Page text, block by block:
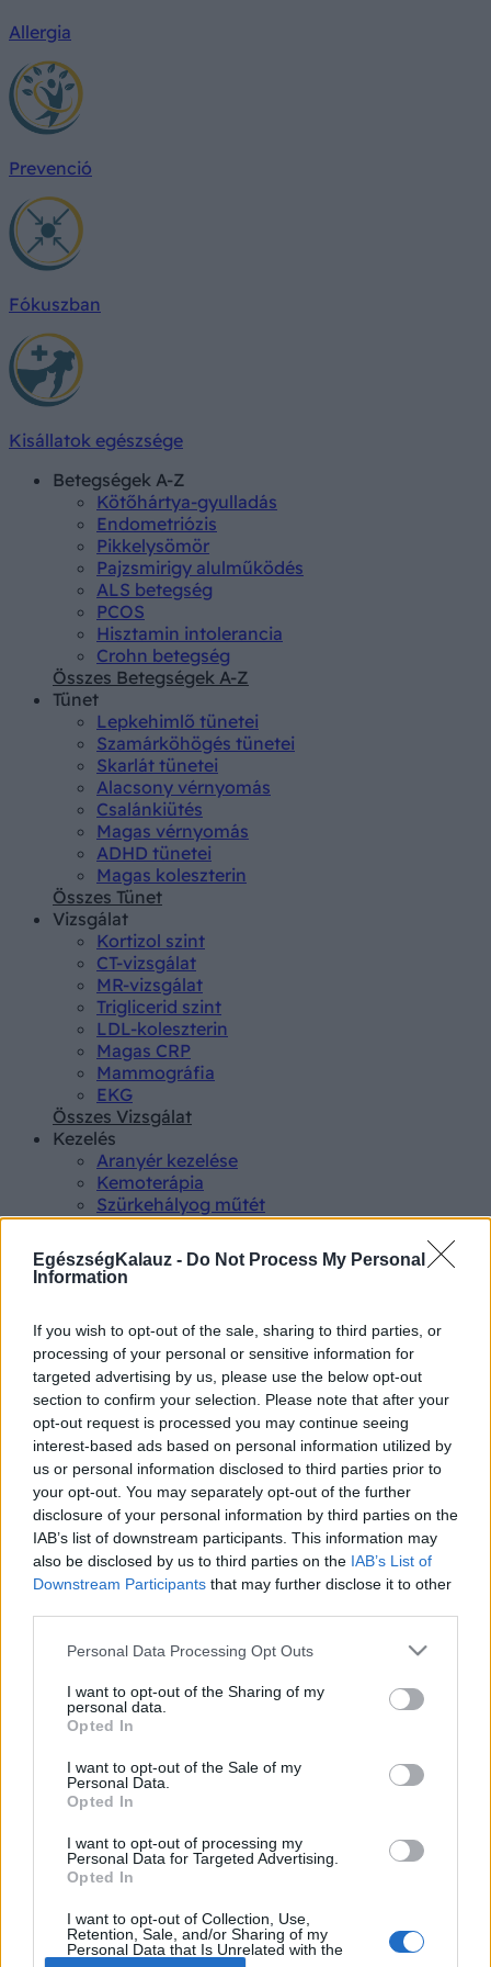
EgészségKalauz - Do Not Process My Personal
Information
If you wish to opt-out of the sale, sharing to third parties, or
processing of your personal or sensitive information for
targeted advertising by us, please use the below opt-out
section to confirm your selection. Please note that after your
opt-out request is processed you may continue seeing
interest-based ads based on personal information utilized by
us or personal information disclosed to third parties prior to
your opt-out. You may separately opt-out of the further
disclosure of your personal information by third parties on the
IAB’s list of downstream participants. This information may
also be disclosed by us to third parties on the IAB’s List of
Downstream Participants that may further disclose it to other
Please note that this website/app uses one or more Google
not limited to your visit or usage behaviour. You may click to
grant or deny consent to Google and its third-party tags to
use your data for below specified purposes in below Google
consent section.
Personal Data Processing Opt Outs
I want to opt-out of the Sharing of my
personal data.
Opted In
I want to opt-out of the Sale of my
Personal Data.
Opted In
I want to opt-out of processing my
Personal Data for Targeted Advertising.
Opted In
I want to opt-out of Collection, Use,
Retention, Sale, and/or Sharing of my
Personal Data that Is Unrelated with the
Allergia
Prevenció
Fókuszban
Kisállatok egészsége
Betegségek A-Z
Kötőhártya-gyulladás
Endometriózis
Pikkelysömör
Pajzsmirigy alulműködés
ALS betegség
PCOS
Hisztamin intolerancia
Crohn betegség
Összes Betegségek A-Z
Tünet
Lepkehimlő tünetei
Szamárköhögés tünetei
Skarlát tünetei
Alacsony vérnyomás
Csalánkiütés
Magas vérnyomás
ADHD tünetei
Magas koleszterin
Összes Tünet
Vizsgálat
Kortizol szint
CT-vizsgálat
MR-vizsgálat
Triglicerid szint
LDL-koleszterin
Magas CRP
Mammográfia
EKG
Összes Vizsgálat
Kezelés
Aranyér kezelése
Kemoterápia
Szürkehályog műtét
Vízszerű hasmenés
Afta kezelése
Dagadt boka kezelése
Összes Kezelés
Életmódváltás
Kutatás
Betegségek A-Z
Tünet
Vizsgálat
Életmódváltás
Kutatás
Prevenció
Hírek
Videók
Kisállatok egészsége
#allergia#influenza#cukorbetegség
#orvosmeteorológia
Regisztráció
Betegsegek